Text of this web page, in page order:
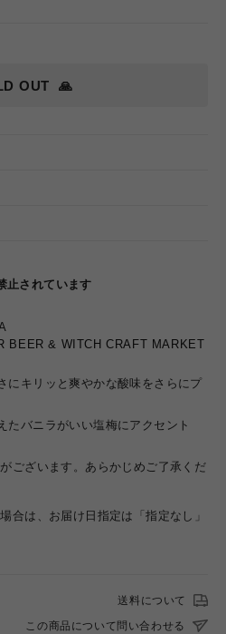
🙏
OUT
止されています
BEER & WITCH CRAFT MARKET
にキリッと爽やかな酸味をさらにプ
たバニラがいい塩梅にアクセント
ございます。あらかじめご了承くだ
合は、お届け日指定は「指定なし」
送料について
この商品について問い合わせる